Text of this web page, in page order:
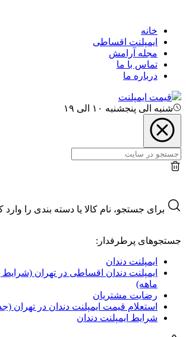
خانه
ایمپلنت اقساطی
مجله آرامش
تماس با ما
درباره ما
قیمت ایمپلنت
شنبه الی پنجشنبه ۱۰ الی ۱۹
برای جستجو، نام کالا یا دسته بندی را وارد
جستجوهای پرطرفدار:
ایمپلنت دندان
ماهه)
رضایت مشتریان
استعلام قیمت ایمپلنت دندان در تهران (جدول
شرایط ایمپلنت دندان